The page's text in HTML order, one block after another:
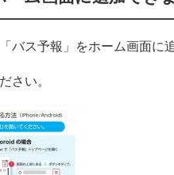
バス予報」をホーム画面に
さい。